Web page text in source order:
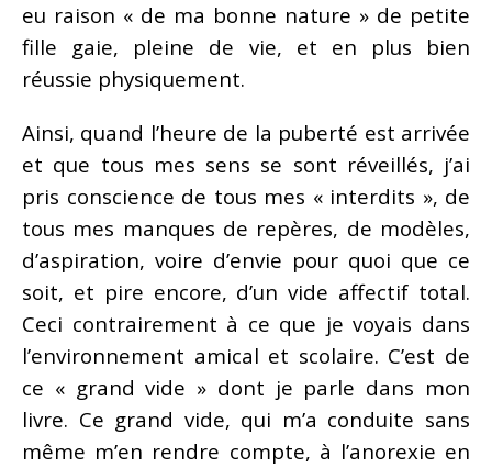
eu raison « de ma bonne nature » de petite
fille gaie, pleine de vie, et en plus bien
réussie physiquement.
Ainsi, quand l’heure de la puberté est arrivée
et que tous mes sens se sont réveillés, j’ai
pris conscience de tous mes « interdits », de
tous mes manques de repères, de modèles,
d’aspiration, voire d’envie pour quoi que ce
soit, et pire encore, d’un vide affectif total.
Ceci contrairement à ce que je voyais dans
l’environnement amical et scolaire. C’est de
ce « grand vide » dont je parle dans mon
livre. Ce grand vide, qui m’a conduite sans
même m’en rendre compte, à l’anorexie en